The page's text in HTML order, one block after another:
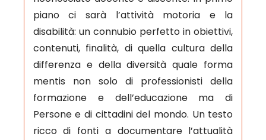
piano ci sarà l’attività motoria e la
disabilità: un connubio perfetto in obiettivi,
contenuti, finalità, di quella cultura della
differenza e della diversità quale forma
mentis non solo di professionisti della
formazione e dell’educazione ma di
Persone e di cittadini del mondo. Un testo
ricco di fonti a documentare l’attualità